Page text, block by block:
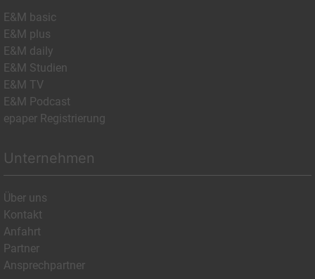
E&M basic
E&M plus
E&M daily
E&M Studien
E&M TV
E&M Podcast
epaper Registrierung
Unternehmen
Über uns
Kontakt
Anfahrt
Partner
Ansprechpartner